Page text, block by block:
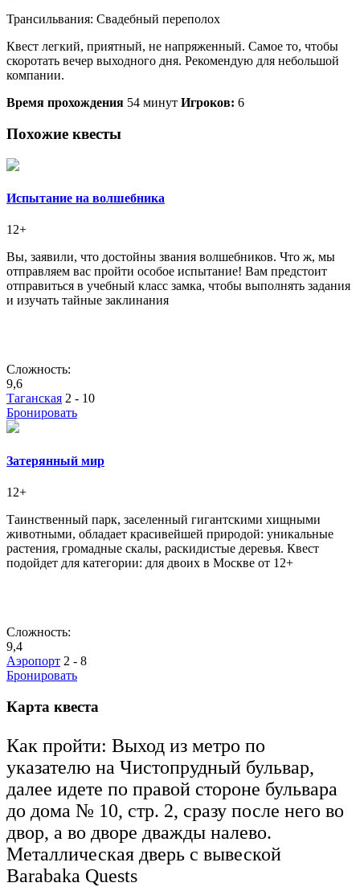
Трансильвания: Свадебный переполох
Квест легкий, приятный, не напряженный. Самое то, чтобы
скоротать вечер выходного дня. Рекомендую для небольшой
компании.
Время прохождения 54 минут Игроков: 6
Похожие квесты
Испытание на волшебника
12+
Вы, заявили, что достойны звания волшебников. Что ж, мы
отправляем вас пройти особое испытание! Вам предстоит
отправиться в учебный класс замка, чтобы выполнять задания
и изучать тайные заклинания
Сложность:
9,6
Таганская 2 - 10
Бронировать
Затерянный мир
12+
Таинственный парк, заселенный гигантскими хищными
животными, обладает красивейшей природой: уникальные
растения, громадные скалы, раскидистые деревья. Квест
подойдет для категории: для двоих в Москве от 12+
Сложность:
9,4
Аэропорт 2 - 8
Бронировать
Карта квеста
Как пройти: Выход из метро по
указателю на Чистопрудный бульвар,
далее идете по правой стороне бульвара
до дома № 10, стр. 2, сразу после него во
двор, а во дворе дважды налево.
Металлическая дверь с вывеской
Barabaka Quests